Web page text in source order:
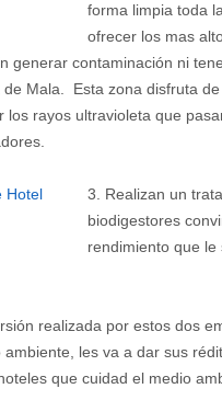
forma limpia toda
ofrecer los mas
generar contaminación ni
Mala. Esta zona disfruta
rayos ultravioleta que
3. Realizan un
biodigestores
rendimiento que
realizada por estos dos
les va a dar sus
que cuidad el medio